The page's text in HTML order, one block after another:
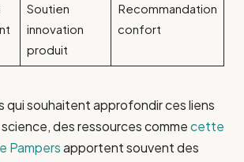
Soutien
innovation
produit
Recommandation
confort
qui souhaitent approfondir ces liens
des ressources commecette
Pampersapportent souvent des